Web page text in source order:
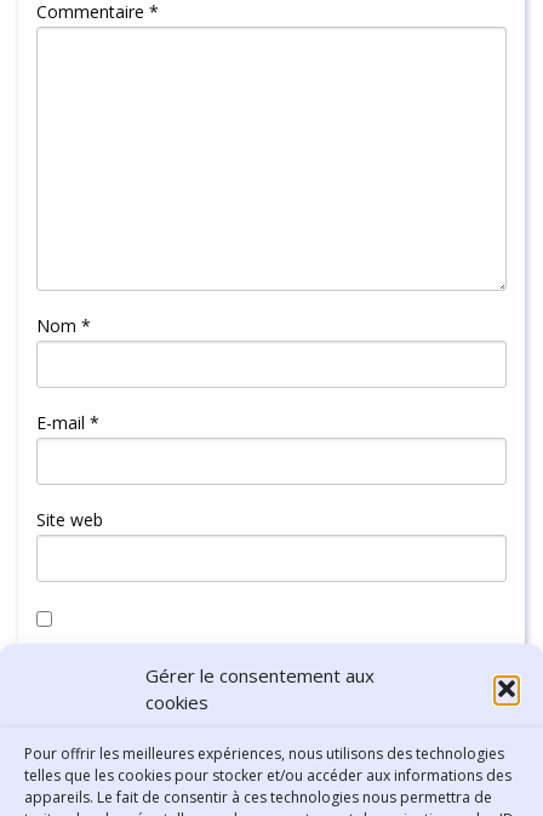
Gérer le consentement aux
cookies
Pour offrir les meilleures expériences, nous utilisons des technologies
telles que les cookies pour stocker et/ou accéder aux informations des
appareils. Le fait de consentir à ces technologies nous permettra de
Commentaire *
Nom *
E-mail *
Site web
navigateur pour mon prochain commentaire.